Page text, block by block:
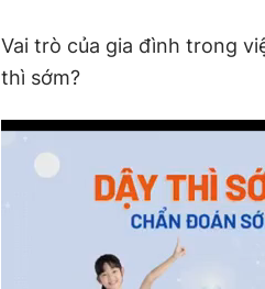
Vai trò của gia đình trong
thì sớm?